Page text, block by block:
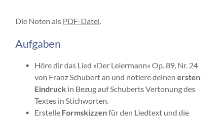
Die Noten als PDF-Datei.
Aufgaben
Höre dir das Lied »Der Leiermann« Op. 89, Nr. 24
von Franz Schubert an und notiere deinen ersten
Eindruckin Bezug auf Schuberts Vertonung des
Textes in Stichworten.
Erstelle Formskizzenfür den Liedtext und die